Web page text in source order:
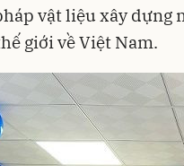
vật liệu xây dựng
giới về Việt Nam.